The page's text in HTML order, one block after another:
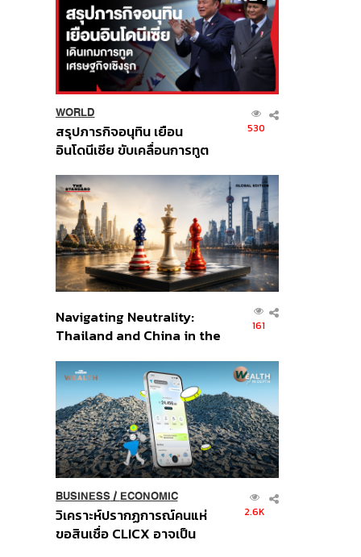
WORLD
สรุปภารกิจอนุทิน เยือน
อินโดนีเซีย ขับเคลื่อนการทูต
ส่วนยุทธศาสตร์ไทย –
อินโดนีเซีย
530
Navigating Neutrality:
Thailand and China in the
Order
161
BUSINESS/ ECONOMIC
วิเคราะห์ปรากฏการณ์คนแห่
ขอสินเชื่อ CLICX อาจเป็น
2.6K